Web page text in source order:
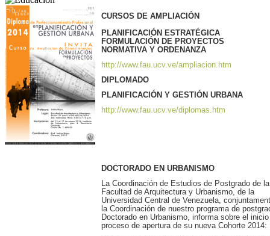
CURSOS DE AMPLIACIÓN
PLANIFICACIÓN ESTRATÉGICA
FORMULACIÓN DE PROYECTOS
NORMATIVA Y ORDENANZA
http://www.fau.ucv.ve/ampliacion.htm
DIPLOMADO
PLANIFICACIÓN Y GESTIÓN URBANA
http://www.fau.ucv.ve/diplomas.htm
DOCTORADO EN URBANISMO
La Coordinación de Estudios de Postgrado de la
Facultad de Arquitectura y Urbanismo, de la
Universidad Central de Venezuela,
la Coordinación de nuestro programa de
Doctorado en Urbanismo, informa sobre el
proceso de apertura de su nueva Cohorte 2014: